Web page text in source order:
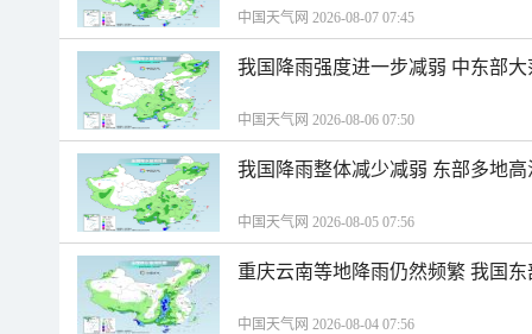
中国天气网 2026-08-07 07:45
我国降雨强度进一步减弱 中东部
中国天气网 2026-08-06 07:50
我国降雨整体减少减弱 东部多地
中国天气网 2026-08-05 07:56
重庆云南等地降雨仍然频繁 我国
中国天气网 2026-08-04 07:56